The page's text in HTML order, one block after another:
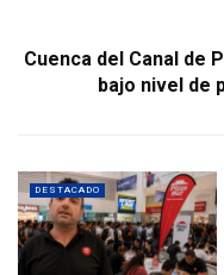
Cuenca del Canal de
bajo nivel de
DESTACADO